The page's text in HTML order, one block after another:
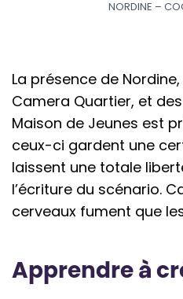
NORDINE –
La présence de
Camera Quartier, et
Maison de Jeunes est
ceux-ci gardent une
laissent une totale
l’écriture du scénario.
cerveaux fument que
Apprendre à